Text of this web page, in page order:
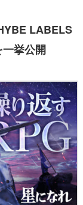
LABELS
挙公開